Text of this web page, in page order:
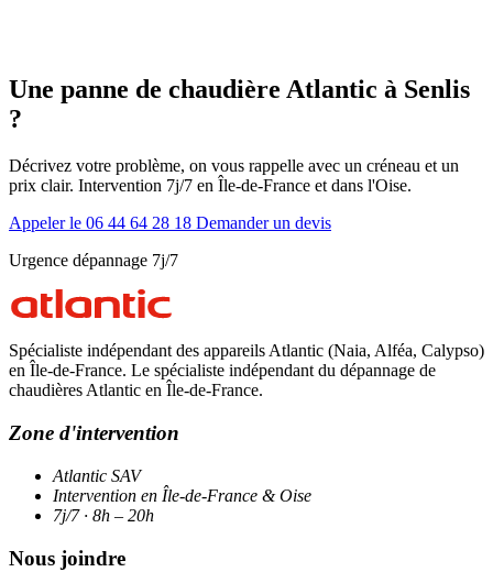
Une panne de chaudière Atlantic à Senlis
?
Décrivez votre problème, on vous rappelle avec un créneau et un
prix clair. Intervention 7j/7 en Île-de-France et dans l'Oise.
Appeler le 06 44 64 28 18 Demander un devis
Urgence dépannage 7j/7
Spécialiste indépendant des appareils Atlantic (Naia, Alféa, Calypso)
en Île-de-France. Le spécialiste indépendant du dépannage de
chaudières Atlantic en Île-de-France.
Zone d'intervention
Atlantic SAV
Intervention en Île-de-France & Oise
7j/7 · 8h – 20h
Nous joindre